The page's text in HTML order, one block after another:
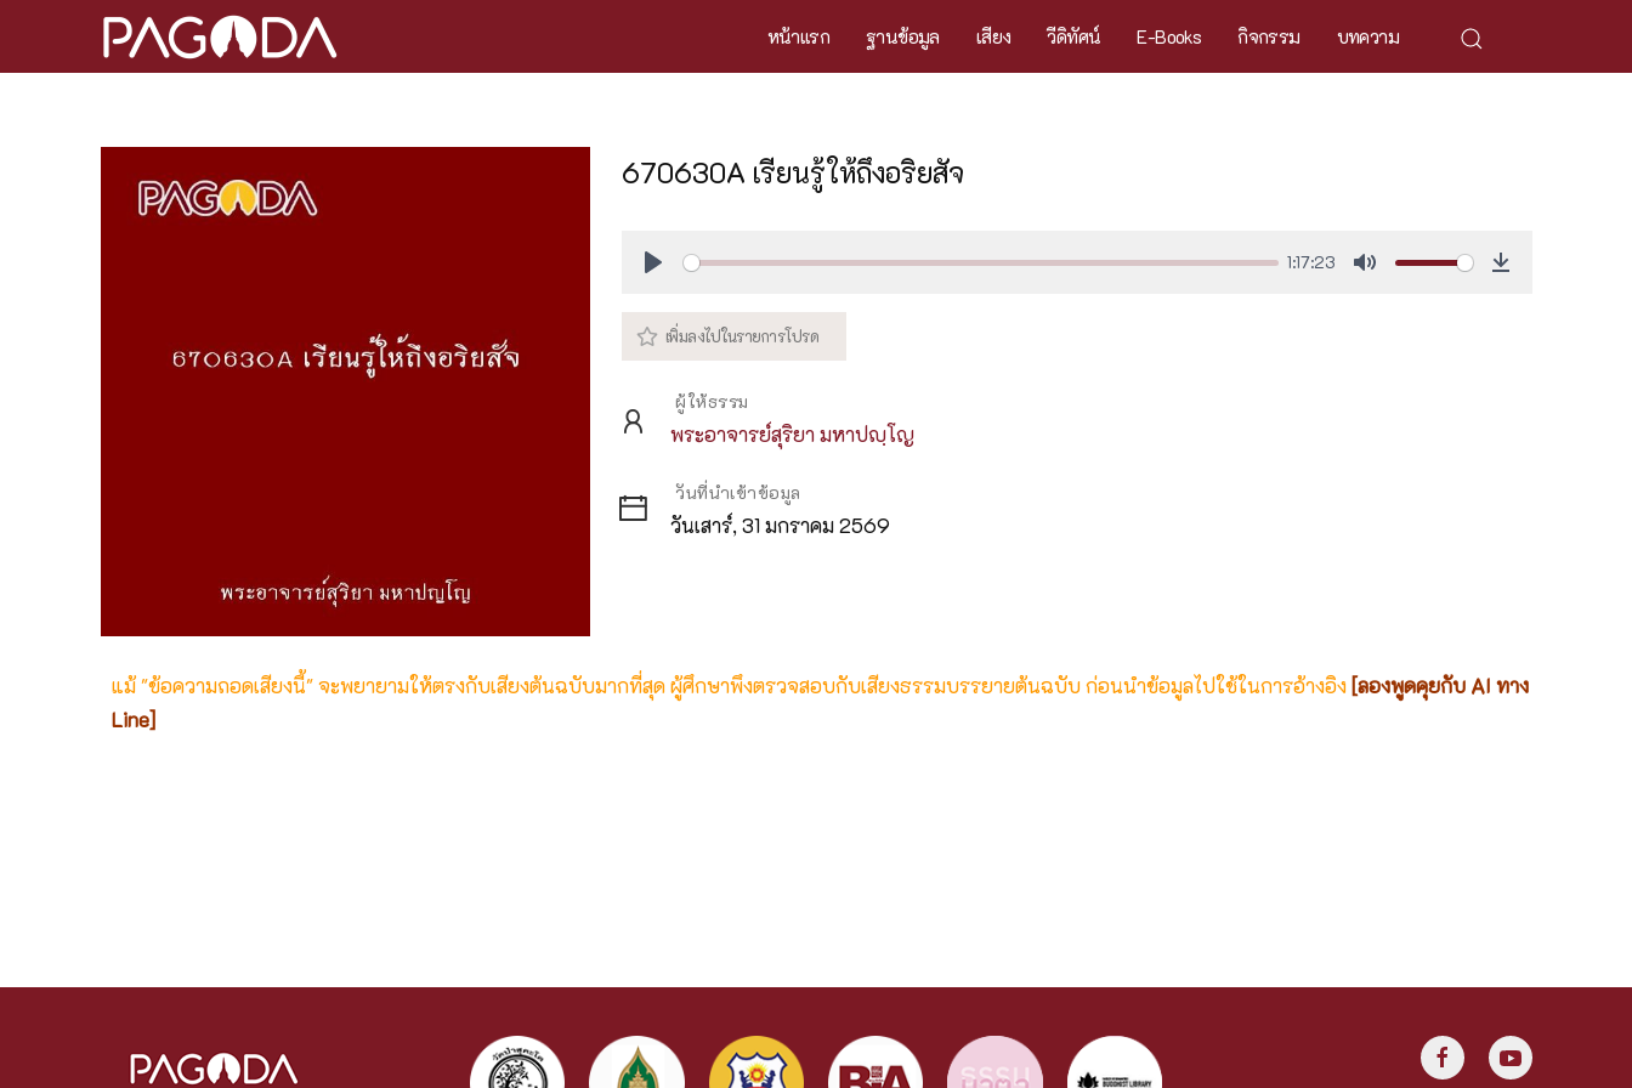
หน้าแรก ฐานข้อมูล เสียง วีดิทัศน์ E-Books กิจกรรม บทความ
670630A เรียนรู้ให้ถึงอริยสัจ
1:17:23
ผู้ให้ธรรม
พระอาจารย์สุริยา มหาปญฺโญ
วันที่นำเข้าข้อมูล
วันเสาร์, 31 มกราคม 2569
แม้ "ข้อความถอดเสียงนี้" จะพยายามให้ตรงกับเสียงต้นฉบับมากที่สุด ผู้ศึกษาพึงตรวจสอบกับเสียงธรรมบรรยายต้นฉบับ ก่อนนำข้อมูลไปใช้ในการอ้างอิง [ลองพูดคุยกับ AI ทาง
Line]